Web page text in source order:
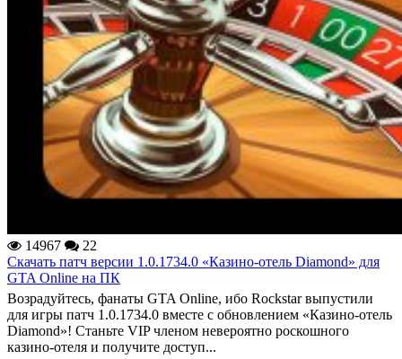
14967
22
Скачать патч версии 1.0.1734.0 «Казино-отель Diamond» для
GTA Online на ПК
Возрадуйтесь, фанаты GTA Online, ибо Rockstar выпустили
для игры патч 1.0.1734.0 вместе с обновлением «Казино-отель
Diamond»! Станьте VIP членом невероятно роскошного
казино-отеля и получите доступ...